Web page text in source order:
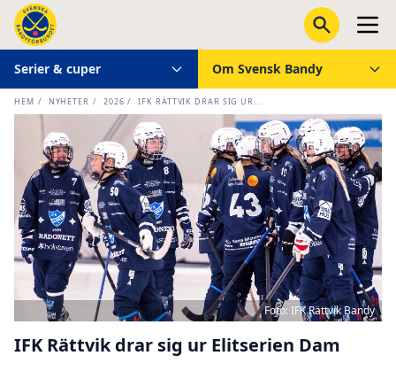
Serier & cuper Om Svensk Bandy
HEM / NYHETER / 2026 / IFK RÄTTVIK DRAR SIG UR...
Foto: IFK Rättvik Bandy
IFK Rättvik drar sig ur Elitserien Dam